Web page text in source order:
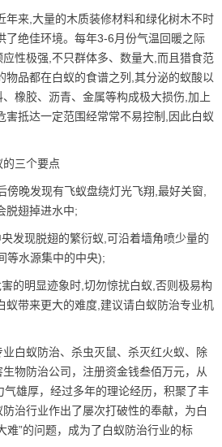
年来,大量的木质装修材料和绿化树木不时
了绝佳环境。每年3-6月份气温回暖之际
性极强,不只群体多、数量大,而且猎食范
物品都在白蚁的食谱之列,其分泌的蚁酸以
橡胶、沥青、金属等构成极大损伤,加上
害抵达一定范围经常常不易控制,因此白蚁
的三个要点
傍晚发现有飞蚁盘绕灯光飞翔,最好关窗,
脱翅掉进水中;
发现脱翅的繁衍蚁,可沿着墙角喷少量的
等水源集中的中央);
的明显迹象时,切勿惊扰白蚁,否则极易构
蚁带来更大的难度,建议请白蚁防治专业机
白蚁防治、杀虫灭鼠、杀灭红火蚁、除
物防治公司，注册资金钱叁佰万元，从
雄厚，经过多年的理论经历，积聚了丰
治行业作出了屡次打破性的奉献，为白
难”的问题，成为了白蚁防治行业的标